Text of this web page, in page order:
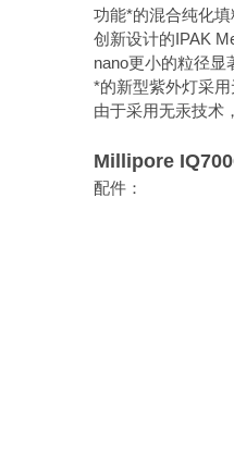
功能*的混合纯化填
创新设计的IPAK
nano更小的粒径
*的新型紫外灯采
由于采用无汞技术
Millipore
配件：